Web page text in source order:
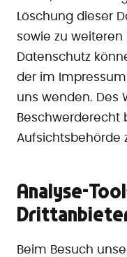
Löschung dieser
sowie zu
Datenschutz
der im
uns wenden. Des
Beschwerderecht
Aufsichtsbehörde
Analyse-
Beim Besuch